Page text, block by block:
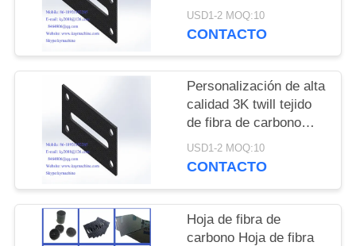
Picanol Tejer piezas de
repuesto Fibra de
fabricante de China
fábrica de China
productor de China
USD1-2 MOQ:10
CONTACTO
Personalización de alta
calidad 3K twill tejido
de fibra de carbono
mate tablero cuadrado
400 * 500mm, Hojas de
fabricante China
fábrica China productor
USD1-2 MOQ:10
CONTACTO
Hoja de fibra de
carbono Hoja de fibra